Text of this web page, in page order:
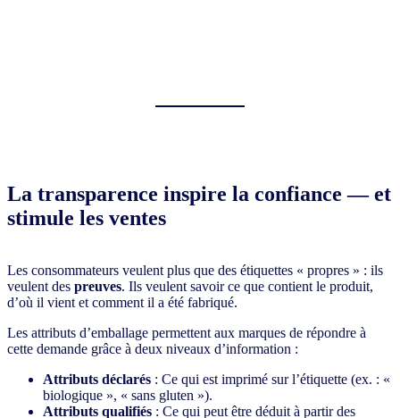
La transparence inspire la confiance — et
stimule les ventes
Les consommateurs veulent plus que des étiquettes « propres » : ils
veulent des preuves. Ils veulent savoir ce que contient le produit,
d’où il vient et comment il a été fabriqué.
Les attributs d’emballage permettent aux marques de répondre à
cette demande grâce à deux niveaux d’information :
Attributs déclarés : Ce qui est imprimé sur l’étiquette (ex. : «
biologique », « sans gluten »).
Attributs qualifiés : Ce qui peut être déduit à partir des